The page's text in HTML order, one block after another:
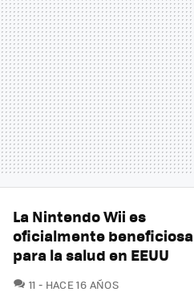
La Nintendo Wii es
oficialmente beneficiosa
para la salud en EEUU
11 COMENTARIOS
HACE 16 AÑOS